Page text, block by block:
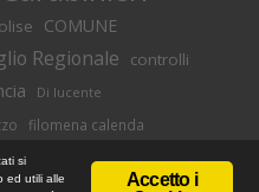
COMUNE
Regionale controlli
Di lucente
filomena calenda
magnolia molise
Accetto i
si
ed utili alle